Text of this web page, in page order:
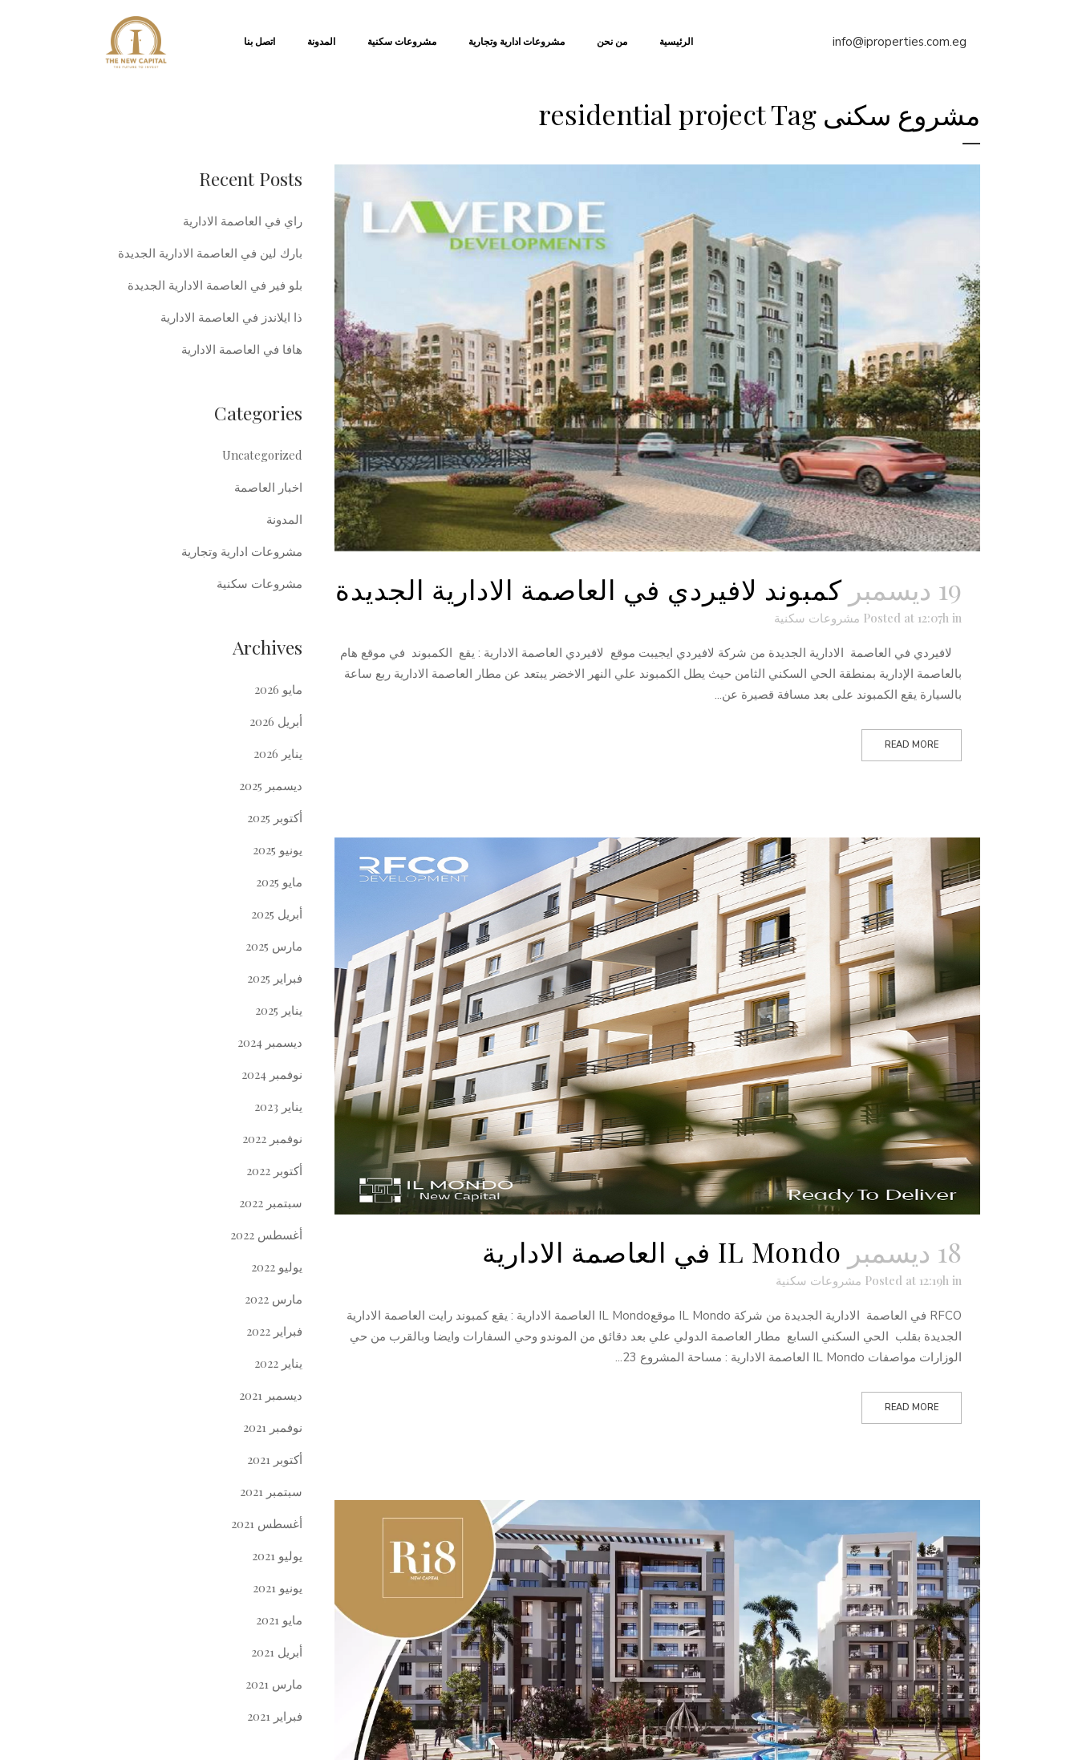
info@iproperties.com.eg الرئيسية من نحن مشروعات ادارية وتجارية مشروعات سكنية المدونة اتصل بنا
مشروع سكنى residential project Tag
19 ديسمبر كمبوند لافيردي في العاصمة الادارية الجديدة
Posted at 12:07h in مشروعات سكنية
لافيردي في العاصمة الادارية الجديدة من شركة لافيردي ايجيبت موقع لافيردي العاصمة الادارية : يقع الكمبوند في موقع هام
بالعاصمة الإدارية بمنطقة الحي السكني الثامن حيث يطل الكمبوند علي النهر الاخضر يبتعد عن مطار العاصمة الادارية ربع ساعة
بالسيارة يقع الكمبوند على بعد مسافة قصيرة عن...
READ MORE
18 ديسمبر IL Mondo في العاصمة الادارية
Posted at 12:19h in مشروعات سكنية
RFCO في العاصمة الادارية الجديدة من شركة IL Mondo موقعIL Mondo العاصمة الادارية : يقع كمبوند رايت العاصمة الادارية
الجديدة بقلب الحي السكني السابع مطار العاصمة الدولي علي بعد دقائق من الموندو وحي السفارات وايضا وبالقرب من حي
الوزارات مواصفات IL Mondo العاصمة الادارية : مساحة المشروع 23...
READ MORE
Recent Posts
راي في العاصمة الادارية
بارك لين في العاصمة الادارية الجديدة
بلو فير في العاصمة الادارية الجديدة
ذا ايلاندز في العاصمة الادارية
هافا في العاصمة الادارية
Categories
Uncategorized
اخبار العاصمة
المدونة
مشروعات ادارية وتجارية
مشروعات سكنية
Archives
مايو 2026
أبريل 2026
يناير 2026
ديسمبر 2025
أكتوبر 2025
يونيو 2025
مايو 2025
أبريل 2025
مارس 2025
فبراير 2025
يناير 2025
ديسمبر 2024
نوفمبر 2024
يناير 2023
نوفمبر 2022
أكتوبر 2022
سبتمبر 2022
أغسطس 2022
يوليو 2022
مارس 2022
فبراير 2022
يناير 2022
ديسمبر 2021
نوفمبر 2021
أكتوبر 2021
سبتمبر 2021
أغسطس 2021
يوليو 2021
يونيو 2021
مايو 2021
أبريل 2021
مارس 2021
فبراير 2021